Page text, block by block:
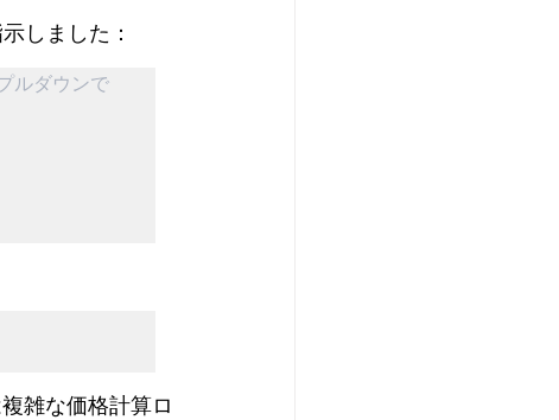
しました：
ルダウンで
雑な価格計算ロ